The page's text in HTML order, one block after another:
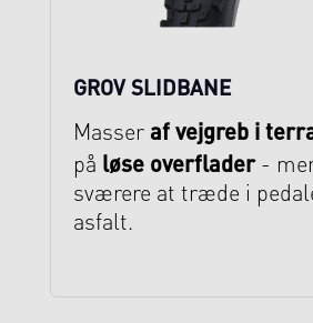
GROV SLIDBANE
Masser af vejgreb i
på løse overflader-
sværere at træde i
asfalt.